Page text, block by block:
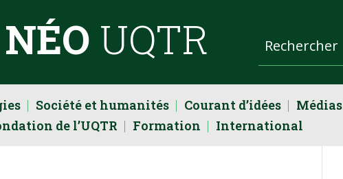
NÉO UQTR
Société et humanités Courant d’idées Médias
de l’UQTR Formation International